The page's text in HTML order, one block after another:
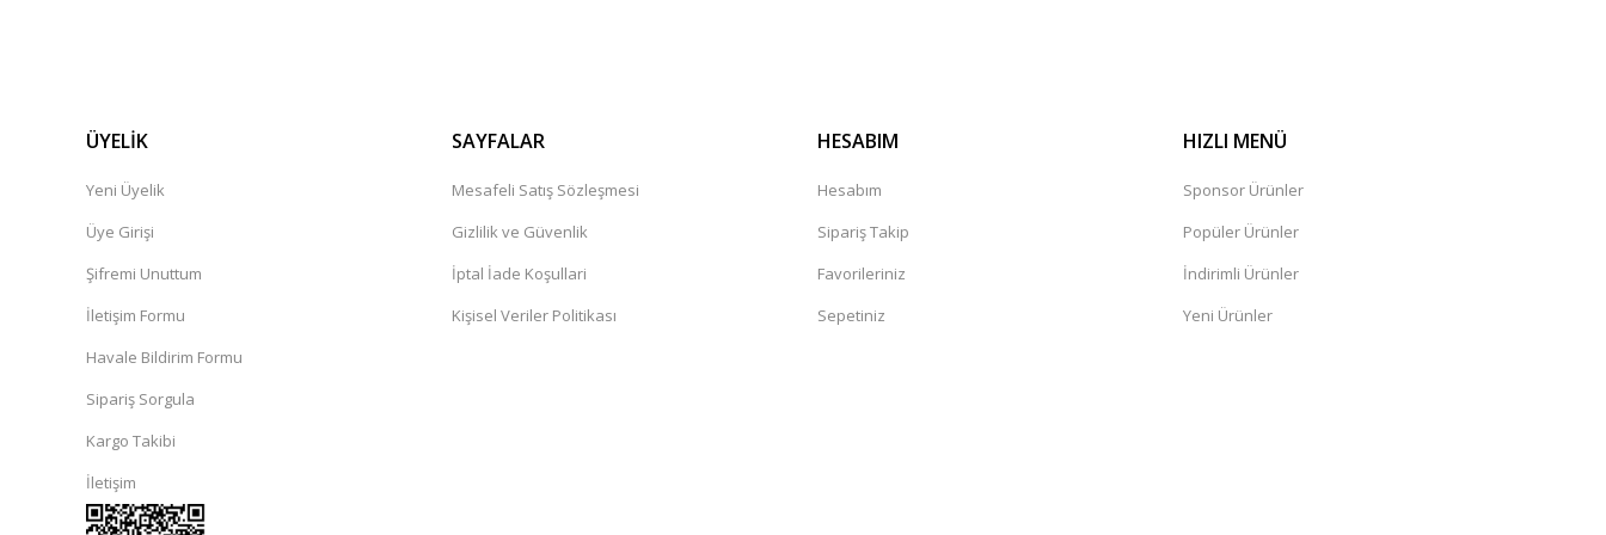
ÜYELİK
Yeni Üyelik
Üye Girişi
Şifremi Unuttum
İletişim Formu
Havale Bildirim Formu
Sipariş Sorgula
Kargo Takibi
İletişim
SAYFALAR
Mesafeli Satış Sözleşmesi
Gizlilik ve Güvenlik
İptal İade Koşullari
Kişisel Veriler Politikası
HESABIM
Hesabım
Sipariş Takip
Favorileriniz
Sepetiniz
HIZLI MENÜ
Sponsor Ürünler
Popüler Ürünler
İndirimli Ürünler
Yeni Ürünler